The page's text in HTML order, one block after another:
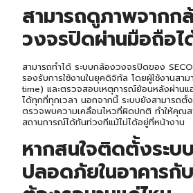
สามารถดูภาพจากก
วงจรปิดผ่านมือถือไ
สามารถทำได้ ระบบกล้องวงจรปิดของ
รองรับการใช้งานในยุคดิจิทัล โดยผู้ใช้งานสา
time) และตรวจสอบเหตุการณ์ย้อนหลังผ่านแ
ได้ทุกที่ทุกเวลา นอกจากนี้ ระบบยังสามารถตั้
ตรวจพบความเคลื่อนไหวที่ผิดปกติ ทำให้คุณ
สถานการณ์ได้ทันท่วงทีแม้ไม่ได้อยู่ที่หน้างาน
หากสนใจติดตั้งระบ
ปลอดภัยในอาคารกั